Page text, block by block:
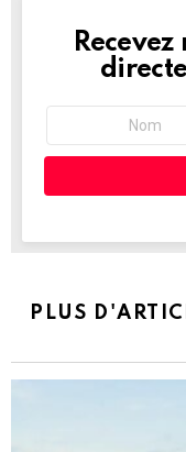
PLUS